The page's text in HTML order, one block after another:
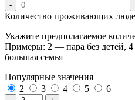
-
Количество проживающих
Укажите предполагаемое
Примеры: 2 — пара без детей,
большая семья
Популярные значения
2
3 4 5 6